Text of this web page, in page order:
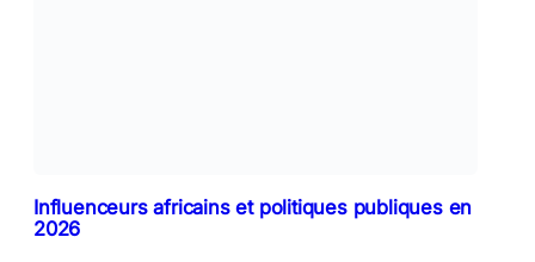
Influenceurs africains et politiques publiques en
2026